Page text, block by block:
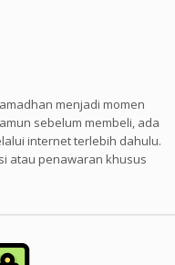
menjadi momen
sebelum membeli, ada
internet terlebih dahulu.
atau penawaran khusus